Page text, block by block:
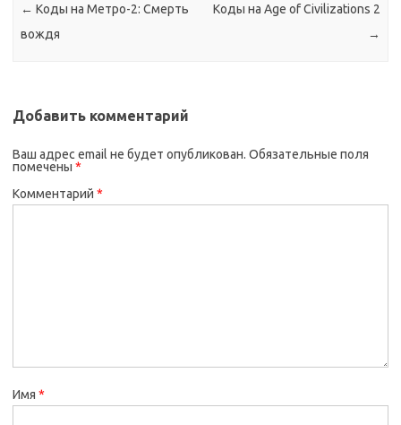
← Коды на Метро-2: Смерть
вождя
Коды на Age of Civilizations 2
→
Добавить комментарий
Ваш адрес email не будет опубликован. Обязательные поля
помечены *
Комментарий *
Имя *